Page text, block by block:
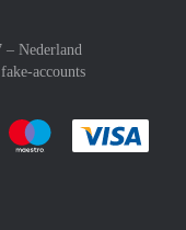
– Nederland
accounts
:payment method
easily with :payment
Pay easily with